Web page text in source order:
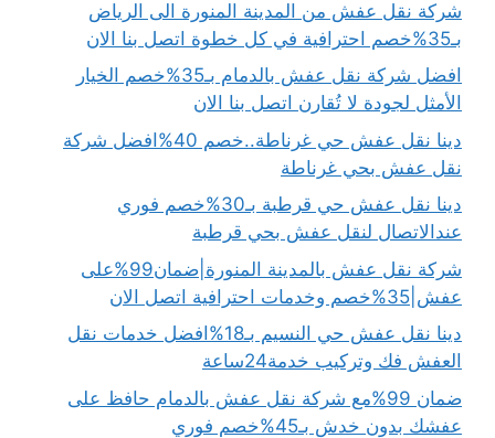
شركة نقل عفش من المدينة المنورة الى الرياض
بـ35%خصم احترافية في كل خطوة اتصل بنا الان
افضل شركة نقل عفش بالدمام بـ35%خصم الخيار
الأمثل لجودة لا تُقارن اتصل بنا الان
دينا نقل عفش حي غرناطة..خصم 40%افضل شركة
نقل عفش بحي غرناطة
دينا نقل عفش حي قرطبة بـ30%خصم فوري
عندالاتصال لنقل عفش بحي قرطبة
شركة نقل عفش بالمدينة المنورة|ضمان99%على
عفش|35%خصم وخدمات احترافية اتصل الان
دينا نقل عفش حي النسيم بـ18%افضل خدمات نقل
العفش فك وتركيب خدمة24ساعة
ضمان 99%مع شركة نقل عفش بالدمام حافظ على
عفشك بدون خدش بـ45%خصم فوري